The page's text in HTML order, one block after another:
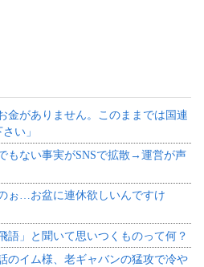
金がありません。このままでは国連
い」
もない事実がSNSで拡散→運営が声
ぉ…お盆に連休欲しいんですけ
語」と聞いて思いつくものって何？
のイム様、老ギャバンの猛攻で冷や